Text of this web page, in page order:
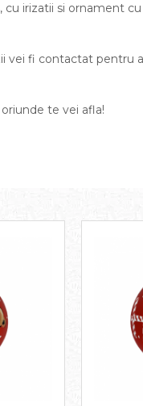
irizatii si ornament
vei fi contactat pentru
te vei afla!